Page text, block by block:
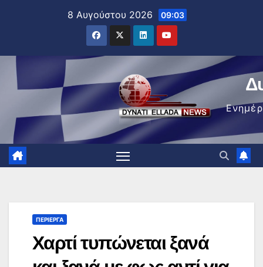
8 Αυγούστου 2026 09:03
ΠΕΡΊΕΡΓΑ
Χαρτί τυπώνεται ξανά